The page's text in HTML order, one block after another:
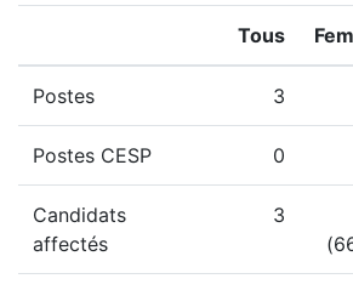
Tous
Postes 3
Postes CESP 0
Candidats
affectés
3